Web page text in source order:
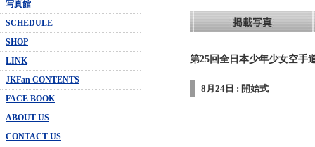
写真館
SCHEDULE
SHOP
LINK
JKFan CONTENTS
FACE BOOK
ABOUT US
CONTACT US
第25回全日本少年少女空手
8月24日 : 開始式